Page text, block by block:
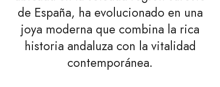
de España, ha evolucionado en una
joya moderna que combina la rica
historia andaluza con la vitalidad
contemporánea.